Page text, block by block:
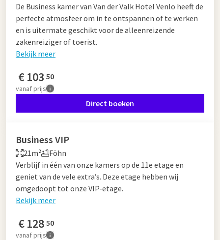
De Business kamer van Van der Valk Hotel Venlo heeft de
perfecte atmosfeer om in te ontspannen of te werken
en is uitermate geschikt voor de alleenreizende
zakenreiziger of toerist.
Bekijk meer
€103 50
vanafprijs
Direct boeken
Business VIP
21m²
Föhn
Verblijf in één van onze kamers op de 11e etage en
geniet van de vele extra’s. Deze etage hebben wij
omgedoopt tot onze VIP-etage.
Bekijk meer
€128 50
vanafprijs